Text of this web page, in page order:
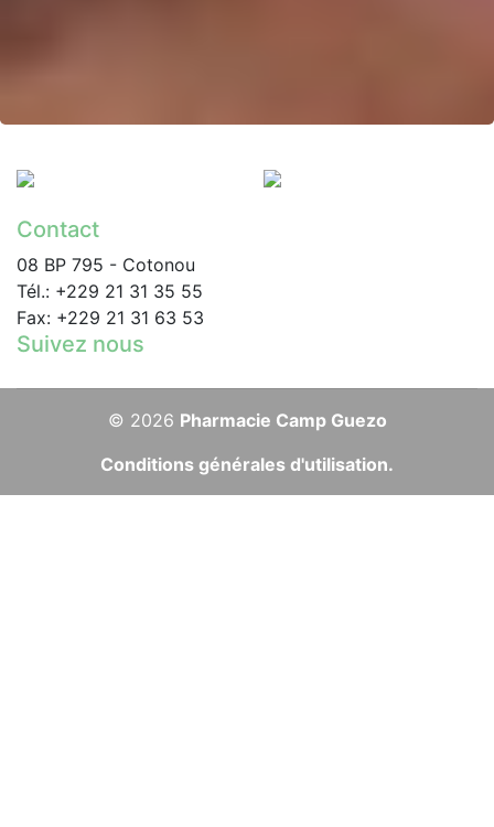
Contact
08 BP 795 - Cotonou
Tél.: +229 21 31 35 55
Fax: +229 21 31 63 53
Suivez nous
© 2026 Pharmacie Camp Guezo
Conditions générales d'utilisation.